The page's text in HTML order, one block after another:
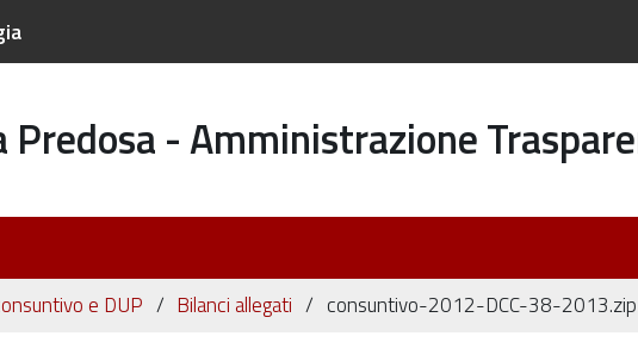
Predosa - Amministrazione
e DUP Bilanci allegati consuntivo-2012-DCC-38-2013.zip